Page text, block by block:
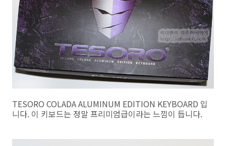
TESORO COLADA ALUMINUM EDITION KEYBOARD 입
니다. 이 키보드는 정말 프리미엄급이라는 느낌이 듭니다.